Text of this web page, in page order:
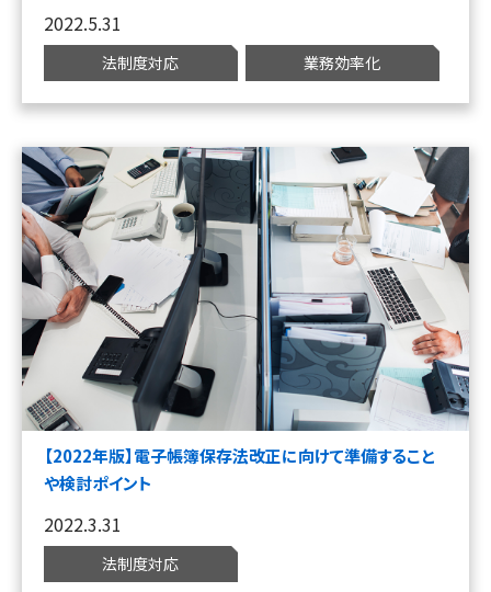
2022.5.31
法制度対応 業務効率化
【2022年版】電子帳簿保存法改正に向けて準備すること
や検討ポイント
2022.3.31
法制度対応